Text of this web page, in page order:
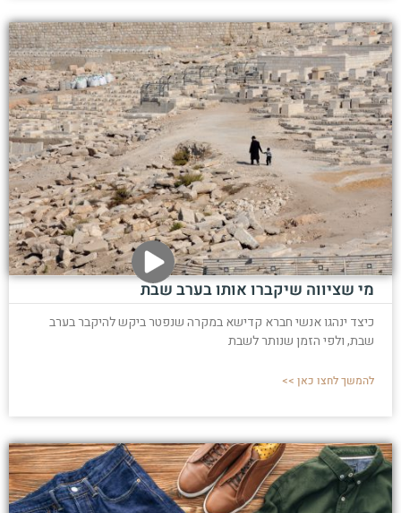
מי שציווה שיקברו אותו בערב שבת
כיצד ינהגו אנשי חברא קדישא במקרה שנפטר ביקש להיקבר בערב
שבת, ולפי הזמן שנותר לשבת
להמשך לחצו כאן >>